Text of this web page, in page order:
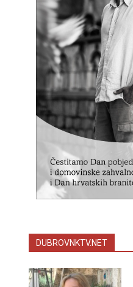
DUBROVNKTV.NET